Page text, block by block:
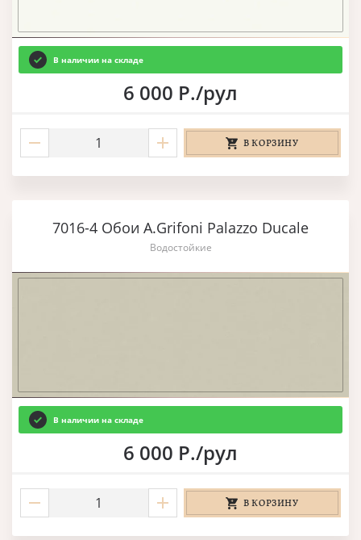
В наличии на складе
6 000 Р./рул
В КОРЗИНУ
7016-4 Обои A.Grifoni Palazzo Ducale
Водостойкие
В наличии на складе
6 000 Р./рул
В КОРЗИНУ